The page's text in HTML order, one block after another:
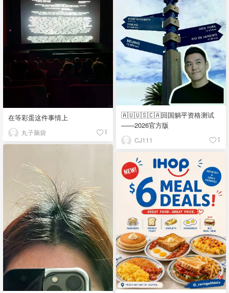
🇦🇺🇺🇸🇨🇦回国躺平资格测试
——2026官方版
CJ111 1
在等彩蛋这件事情上
丸子脑袋 1